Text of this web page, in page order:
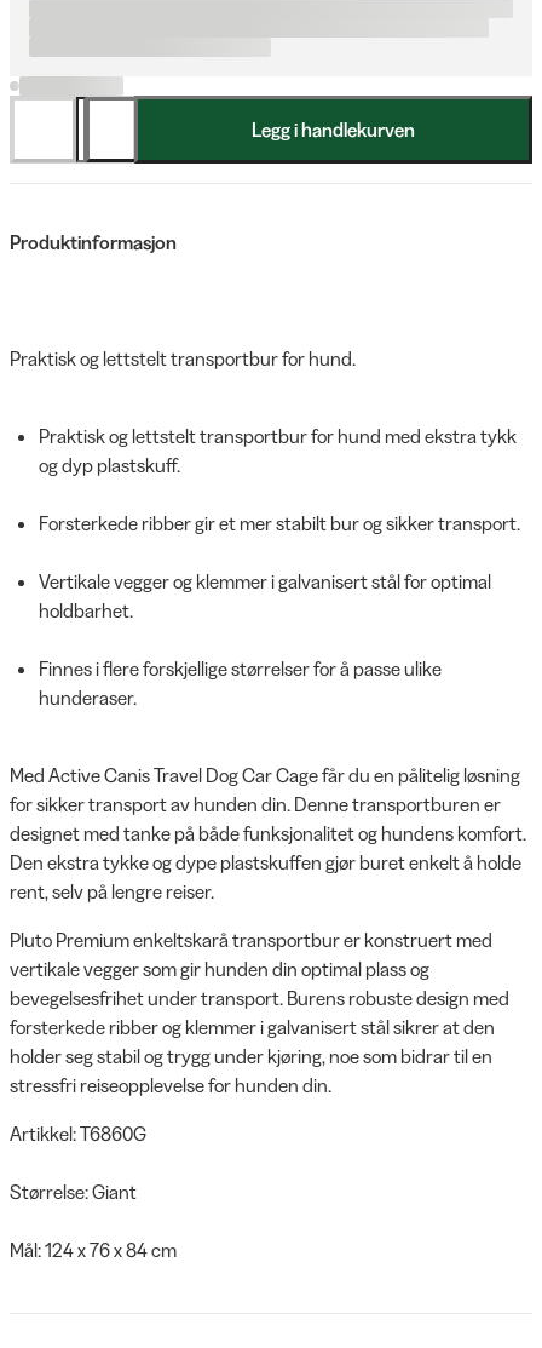
Legg i handlekurven
Produktinformasjon
Praktisk og lettstelt transportbur for hund.
Praktisk og lettstelt transportbur for hund med ekstra tykk
og dyp plastskuff.
Forsterkede ribber gir et mer stabilt bur og sikker transport.
Vertikale vegger og klemmer i galvanisert stål for optimal
holdbarhet.
Finnes i flere forskjellige størrelser for å passe ulike
hunderaser.
Med Active Canis Travel Dog Car Cage får du en pålitelig løsning
for sikker transport av hunden din. Denne transportburen er
designet med tanke på både funksjonalitet og hundens komfort.
Den ekstra tykke og dype plastskuffen gjør buret enkelt å holde
rent, selv på lengre reiser.
Pluto Premium enkeltskarå transportbur er konstruert med
vertikale vegger som gir hunden din optimal plass og
bevegelsesfrihet under transport. Burens robuste design med
forsterkede ribber og klemmer i galvanisert stål sikrer at den
holder seg stabil og trygg under kjøring, noe som bidrar til en
stressfri reiseopplevelse for hunden din.
Artikkel: T6860G
Størrelse: Giant
Mål: 124 x 76 x 84 cm